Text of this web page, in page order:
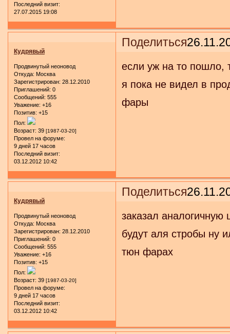
Последний визит:
27.07.2015 19:08
Поделиться
Кудрявый
Продвинутый неоновод
Откуда: Москва
Зарегистрирован: 28.12.2010
Приглашений: 0
Сообщений: 555
Уважение: +16
Позитив: +15
Пол:
Возраст: 39 [1987-03-20]
Провел на форуме:
9 дней 17 часов
Последний визит:
03.12.2012 10:42
если уж на то пошло,
я пока не видел в
фары
Поделиться
Кудрявый
Продвинутый неоновод
Откуда: Москва
Зарегистрирован: 28.12.2010
Приглашений: 0
Сообщений: 555
Уважение: +16
Позитив: +15
Пол:
Возраст: 39 [1987-03-20]
Провел на форуме:
9 дней 17 часов
Последний визит:
03.12.2012 10:42
заказал аналогичную
будут аля стробы ну
тюн фарах